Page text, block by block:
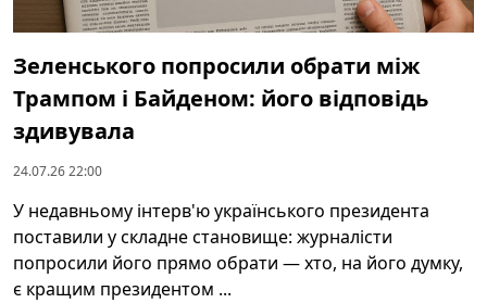
Зеленського попросили обрати між
Трампом і Байденом: його відповідь
здивувала
24.07.26 22:00
У недавньому інтерв'ю українського президента
поставили у складне становище: журналісти
попросили його прямо обрати — хто, на його думку,
є кращим президентом ...